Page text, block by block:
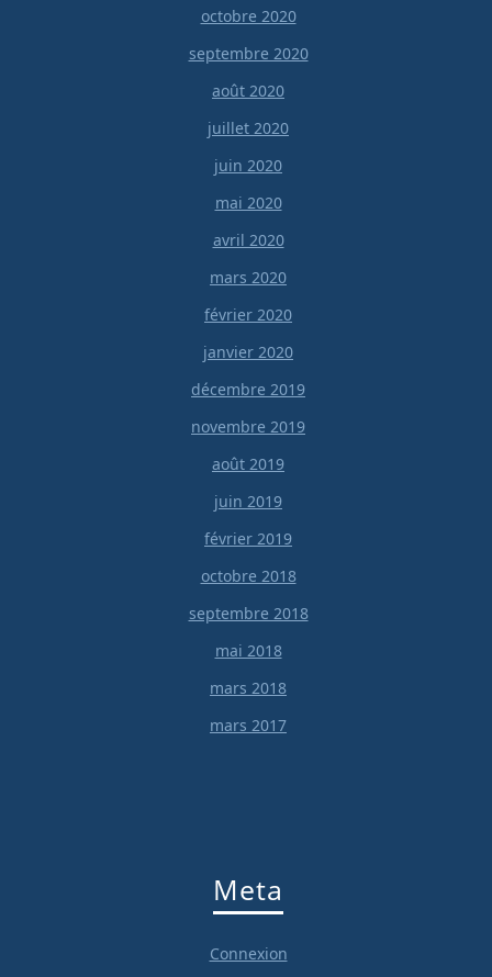
octobre 2020
septembre 2020
août 2020
juillet 2020
juin 2020
mai 2020
avril 2020
mars 2020
février 2020
janvier 2020
décembre 2019
novembre 2019
août 2019
juin 2019
février 2019
octobre 2018
septembre 2018
mai 2018
mars 2018
mars 2017
Meta
Connexion